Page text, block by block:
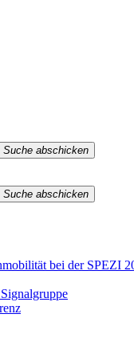
Suche abschicken
Suche abschicken
bei der SPEZI